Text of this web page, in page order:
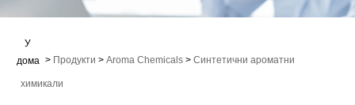
У
дома > Продукти > Aroma Chemicals > Синтетични ароматни
химикали